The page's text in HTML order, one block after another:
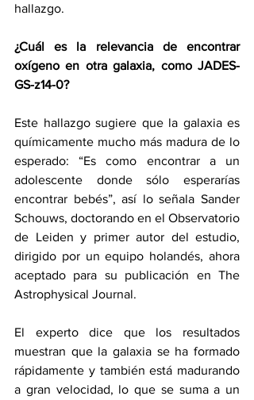
hallazgo.
¿Cuál es la relevancia de encontrar
oxígeno en otra galaxia, como JADES-
GS-z14-0?
Este hallazgo sugiere que la galaxia es
químicamente mucho más madura de lo
esperado: “Es como encontrar a un
adolescente donde sólo esperarías
encontrar bebés”, así lo señala Sander
Schouws, doctorando en el Observatorio
de Leiden y primer autor del estudio,
dirigido por un equipo holandés, ahora
aceptado para su publicación en The
Astrophysical Journal.
El experto dice que los resultados
muestran que la galaxia se ha formado
rápidamente y también está madurando
a gran velocidad, lo que se suma a un